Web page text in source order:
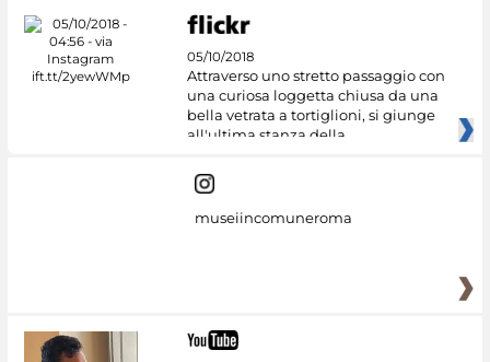
05/10/2018
Attraverso uno stretto passaggio con
una curiosa loggetta chiusa da una
bella vetrata a tortiglioni, si giunge
all'ultima stanza della
museiincomuneroma